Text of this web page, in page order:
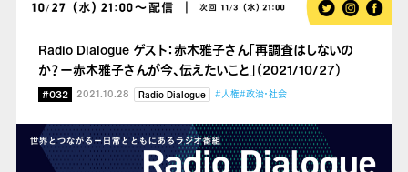
Radio Dialogue ゲスト：赤木雅子さん「再調査はしないの
か？ー赤木雅子さんが今、伝えたいこと」（2021/10/27）
#032 2021.10.28 Radio Dialogue #人権#政治・社会